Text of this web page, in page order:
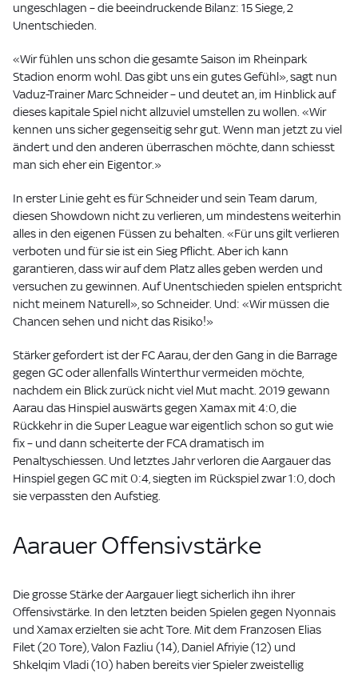
ungeschlagen – die beeindruckende Bilanz: 15 Siege, 2
Unentschieden.
«Wir fühlen uns schon die gesamte Saison im Rheinpark
Stadion enorm wohl. Das gibt uns ein gutes Gefühl», sagt nun
Vaduz-Trainer Marc Schneider – und deutet an, im Hinblick auf
dieses kapitale Spiel nicht allzuviel umstellen zu wollen. «Wir
kennen uns sicher gegenseitig sehr gut. Wenn man jetzt zu viel
ändert und den anderen überraschen möchte, dann schiesst
man sich eher ein Eigentor.»
In erster Linie geht es für Schneider und sein Team darum,
diesen Showdown nicht zu verlieren, um mindestens weiterhin
alles in den eigenen Füssen zu behalten. «Für uns gilt verlieren
verboten und für sie ist ein Sieg Pflicht. Aber ich kann
garantieren, dass wir auf dem Platz alles geben werden und
versuchen zu gewinnen. Auf Unentschieden spielen entspricht
nicht meinem Naturell», so Schneider. Und: «Wir müssen die
Chancen sehen und nicht das Risiko!»
Stärker gefordert ist der FC Aarau, der den Gang in die Barrage
gegen GC oder allenfalls Winterthur vermeiden möchte,
nachdem ein Blick zurück nicht viel Mut macht. 2019 gewann
Aarau das Hinspiel auswärts gegen Xamax mit 4:0, die
Rückkehr in die Super League war eigentlich schon so gut wie
fix – und dann scheiterte der FCA dramatisch im
Penaltyschiessen. Und letztes Jahr verloren die Aargauer das
Hinspiel gegen GC mit 0:4, siegten im Rückspiel zwar 1:0, doch
sie verpassten den Aufstieg.
Aarauer Offensivstärke
Die grosse Stärke der Aargauer liegt sicherlich ihn ihrer
Offensivstärke. In den letzten beiden Spielen gegen Nyonnais
und Xamax erzielten sie acht Tore. Mit dem Franzosen Elias
Filet (20 Tore), Valon Fazliu (14), Daniel Afriyie (12) und
Shkelqim Vladi (10) haben bereits vier Spieler zweistellig